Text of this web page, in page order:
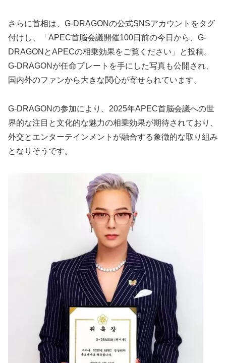
さらに首相は、G-DRAGONの公式SNSアカウントをタグ
付けし、「APEC首脳会議開催100日前の今日から、G-
DRAGONとAPECの相乗効果をご覧ください」と投稿。
G-DRAGONが任命プレートを手にした写真も公開され、
国内外のファンから大きな関心が寄せられています。
G-DRAGONの参加により、2025年APEC首脳会議への世
界的な注目と文化的な魅力の相乗効果が期待されており、
外交とエンターテインメントが融合する象徴的な取り組み
となりそうです。